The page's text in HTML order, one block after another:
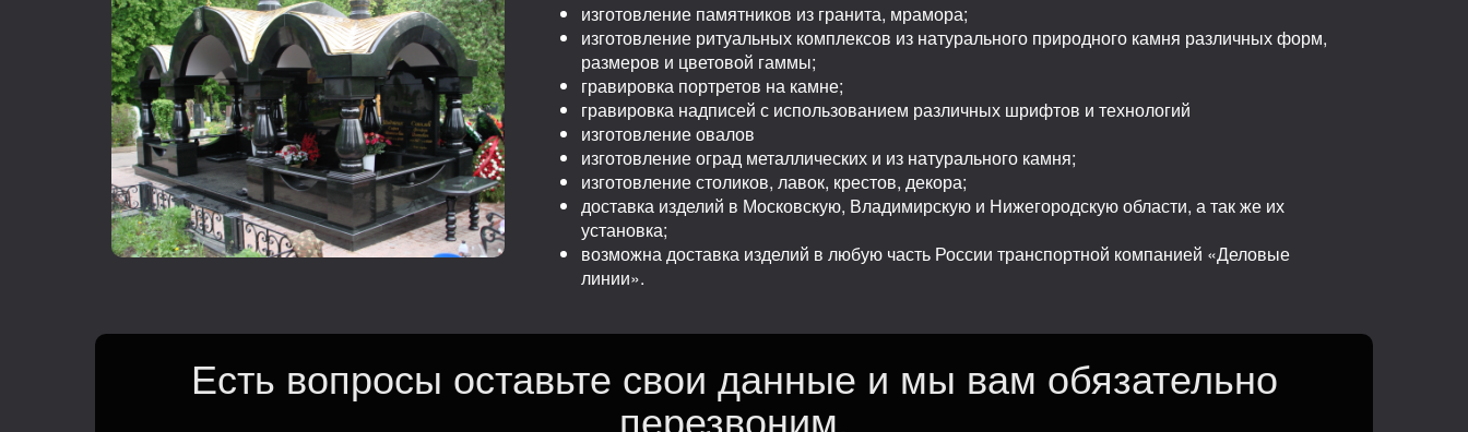
изготовление памятников из гранита, мрамора;
изготовление ритуальных комплексов из натурального природного камня различных форм,
размеров и цветовой гаммы;
гравировка портретов на камне;
гравировка надписей с использованием различных шрифтов и технологий
изготовление овалов
изготовление оград металлических и из натурального камня;
изготовление столиков, лавок, крестов, декора;
доставка изделий в Московскую, Владимирскую и Нижегородскую области, а так же их
установка;
возможна доставка изделий в любую часть России транспортной компанией «Деловые
линии».
Есть вопросы оставьте свои данные и мы вам обязательно
перезвоним.